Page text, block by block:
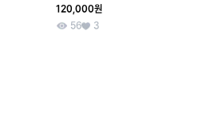
120,000원
56
3